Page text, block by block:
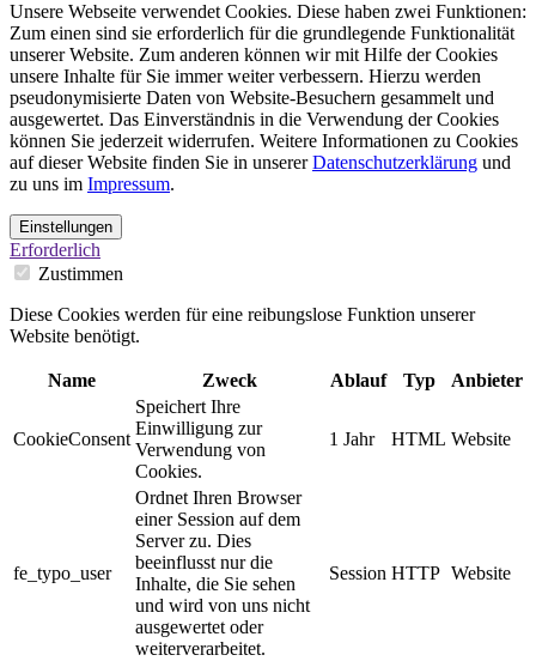
Unsere Webseite verwendet Cookies. Diese haben zwei Funktionen:
Zum einen sind sie erforderlich für die grundlegende Funktionalität
unserer Website. Zum anderen können wir mit Hilfe der Cookies
unsere Inhalte für Sie immer weiter verbessern. Hierzu werden
pseudonymisierte Daten von Website-Besuchern gesammelt und
ausgewertet. Das Einverständnis in die Verwendung der Cookies
können Sie jederzeit widerrufen. Weitere Informationen zu Cookies
auf dieser Website finden Sie in unsererDatenschutzerklärung und
zu uns im Impressum.
Einstellungen
Erforderlich
Zustimmen
Diese Cookies werden für eine reibungslose Funktion unserer
Website benötigt.
Name Zweck Ablauf Typ Anbieter
CookieConsent
Speichert Ihre
Einwilligung zur
Verwendung von
Cookies.
1 Jahr HTML Website
fe_typo_user
Ordnet Ihren Browser
einer Session auf dem
Server zu. Dies
beeinflusst nur die
Inhalte, die Sie sehen
und wird von uns nicht
ausgewertet oder
weiterverarbeitet.
Session HTTP Website